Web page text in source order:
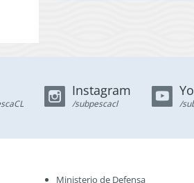
Instagram
/subpescacl /
Ministerio de Defensa